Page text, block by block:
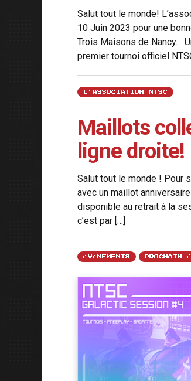
Salut tout le monde!
10 Juin 2023 pour une
Trois Maisons de Nancy.
premier tournoi officiel
L'ASSOCIATION NTSC
Maillots
ligne droite!
Salut tout le monde ! Pour
avec un maillot
disponible au retrait à la
c’est par […]
ÉVÉNEMENTS PROCHAIN